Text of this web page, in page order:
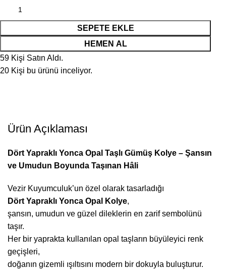
SEPETE EKLE
HEMEN AL
59 Kişi Satın Aldı.
20 Kişi bu ürünü inceliyor.
Ürün Açıklaması
Dört Yapraklı Yonca Opal Taşlı Gümüş Kolye – Şansın
ve Umudun Boyunda Taşınan Hâli
Vezir Kuyumculuk’un özel olarak tasarladığı
Dört Yapraklı Yonca Opal Kolye,
şansın, umudun ve güzel dileklerin en zarif sembolünü
taşır.
Her bir yaprakta kullanılan opal taşların büyüleyici renk
geçişleri,
doğanın gizemli ışıltısını modern bir dokuyla buluşturur.